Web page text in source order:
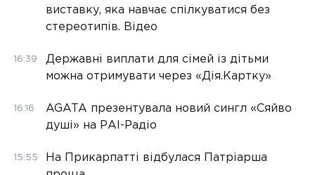
виставку, яка навчає спілкуватися без
стереотипів. Відео
16:39
Державні виплати для сімей із дітьми
можна отримувати через «Дія.Картку»
16:16
AGATA презентувала новий сингл «Сяйво
душі» на РАІ-Радіо
15:55
На Прикарпатті відбулася Патріарша